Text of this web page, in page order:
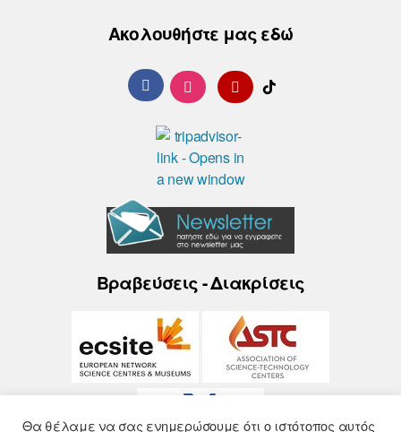
Ακολουθήστε μας εδώ
Βραβεύσεις - Διακρίσεις
Θα θέλαμε να σας ενημερώσουμε ότι ο ιστότοπος αυτός